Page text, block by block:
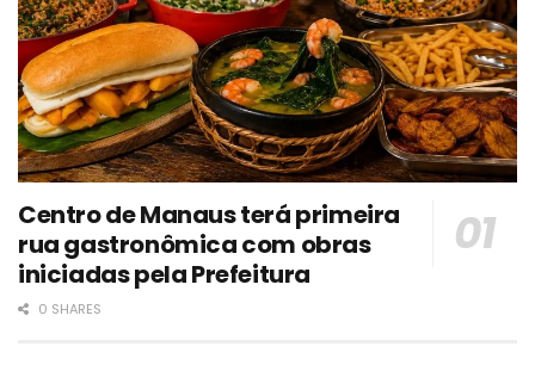
Centro de Manaus terá primeira
rua gastronômica com obras
iniciadas pela Prefeitura
0 SHARES